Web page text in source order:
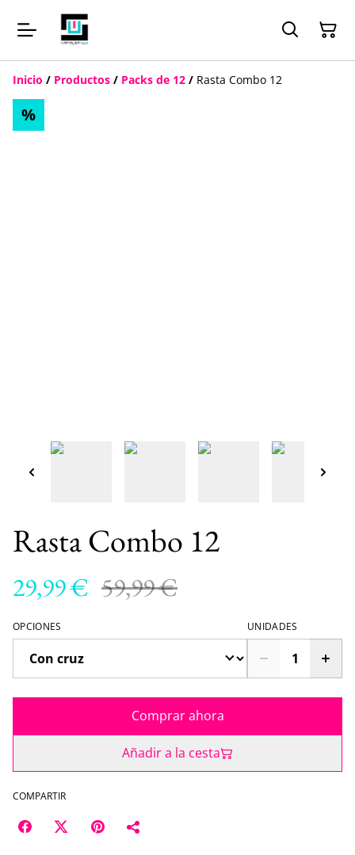
Inicio / Productos / Packs de 12 / Rasta Combo 12
%
Rasta Combo 12
29,99 € 59,99 €
OPCIONES UNIDADES
Comprar ahora
Añadir a la cesta
COMPARTIR